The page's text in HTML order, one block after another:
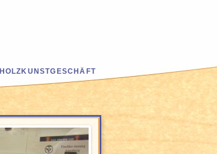
HOLZKUNSTGESCHÄFT